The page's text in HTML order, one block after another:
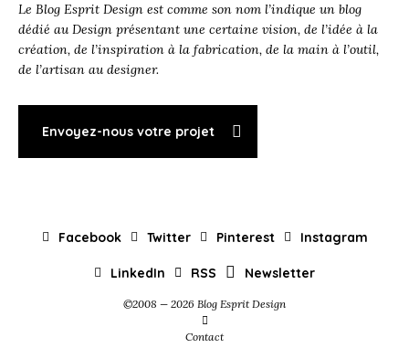
Le Blog Esprit Design est comme son nom l’indique un blog
dédié au Design présentant une certaine vision, de l’idée à la
création, de l’inspiration à la fabrication, de la main à l’outil,
de l’artisan au designer.
Envoyez-nous votre projet
Facebook Twitter Pinterest Instagram
LinkedIn RSS Newsletter
©2008 — 2026 Blog Esprit Design
Contact